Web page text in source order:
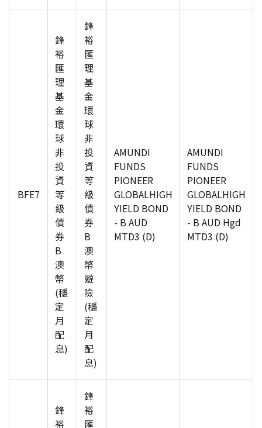
BFE7
鋒
裕
匯
理
基
金
環
球
非
投
資
等
級
債
券
B
澳
幣
(穩
定
月
配
息)
鋒
裕
匯
理
基
金
環
球
非
投
資
等
級
債
券
B
澳
幣
避
險
(穩
定
月
配
息)
AMUNDI
FUNDS
PIONEER
GLOBALHIGH
YIELD BOND
- B AUD
MTD3 (D)
AMUNDI
FUNDS
PIONEER
GLOBALHIGH
YIELD BOND
- B AUD Hgd
MTD3 (D)
鋒
裕
鋒
裕
匯